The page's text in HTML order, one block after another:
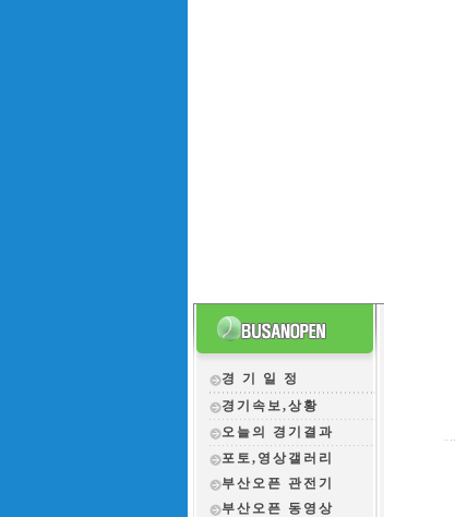
경 기 일 정
경기속보,상황
오늘의 경기결과
포토,영상갤러리
부산오픈 관전 기
부산오픈 동영상